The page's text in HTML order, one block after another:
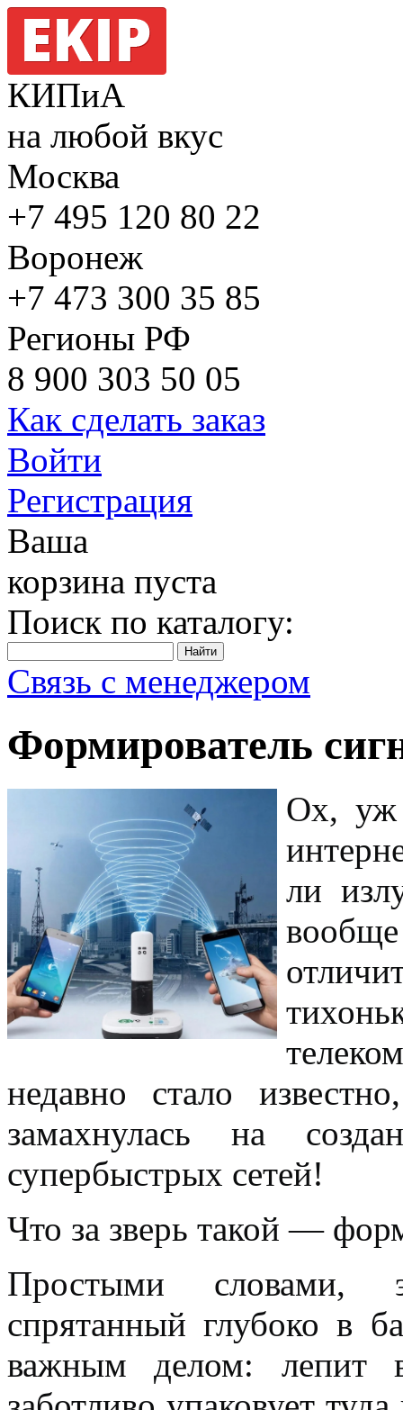
КИПиА
на любой вкус
Москва
+7 495 120 80 22
Воронеж
+7 473 300 35 85
Регионы РФ
8 900 303 50 05
Как сделать заказ
Войти
Регистрация
Ваша
корзина пуста
Поиск по каталогу:
Связь с менеджером
Формирователь
Ох, уж
ли
недавно стало
замахнулась на
супербыстрых сетей!
Что за зверь такой —
Простыми словами,
спрятанный глубоко в
важным делом: лепит